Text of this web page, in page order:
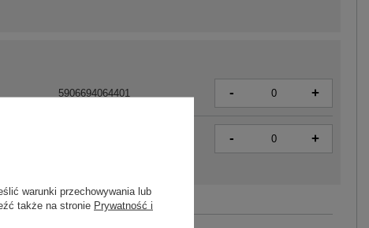
5906694064401 - +
- +
Zobacz wszystkie kolory (+16)
warunki przechowywania lub
także na stronie Prywatność i